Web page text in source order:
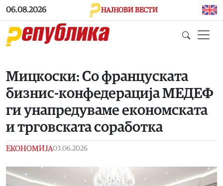
Skip to main content
06.08.2026 НАЈНОВИ ВЕСТИ
Мицкоски: Со француската
бизнис-конфедерација МЕДЕФ
ги унапредуваме економската
и трговската соработка
ЕКОНОМИЈА03.06.2026